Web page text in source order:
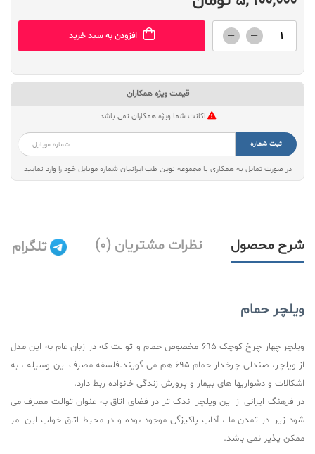
افزودن به سبد خرید
قیمت ویژه همکاران
اکانت شما ویژه همکاران نمی باشد
ثبت شماره
در صورت تمایل به همکاری با مجموعه نوین طب ایرانیان شماره موبایل خود را وارد نمایید
شرح محصول نظرات مشتریان (0) تلگرام
ویلچر حمام
ویلچر چهار چرخ کوچک 695 مخصوص حمام و توالت که در زبان عام به این مدل
از ویلچر، صندلی چرخدار حمام 695 هم می گویند
.فلسفه مصرف این وسیله ، به
اشکالات و دشواریها های بیمار و پرورش زندگی خانواده ربط دارد.
در فرهنگ ایرانی از این ویلچر اندک تر در فضای اتاق به عنوان توالت مصرف می
شود زیرا در تمدن ما ، آداب پاکیزگی موجود بوده و در محیط اتاق خواب این امر
ممکن پذیر نمی باشد.